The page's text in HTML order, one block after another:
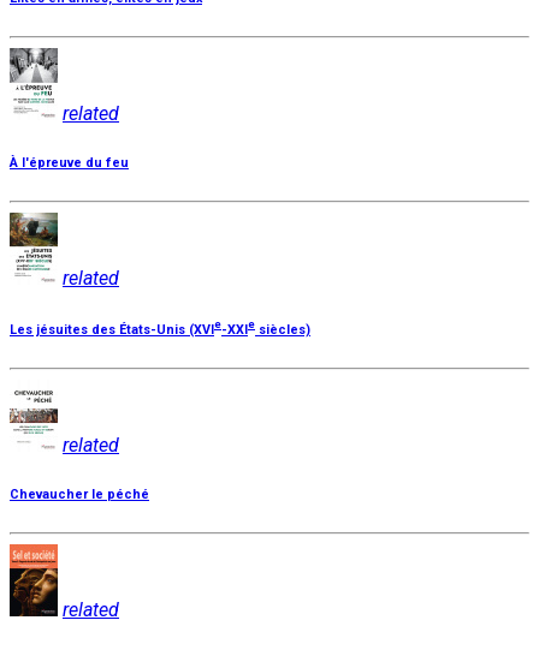
related
À l'épreuve du feu
related
Les jésuites des États-Unis (XVI e-XXI e siècles)
related
Chevaucher le péché
related